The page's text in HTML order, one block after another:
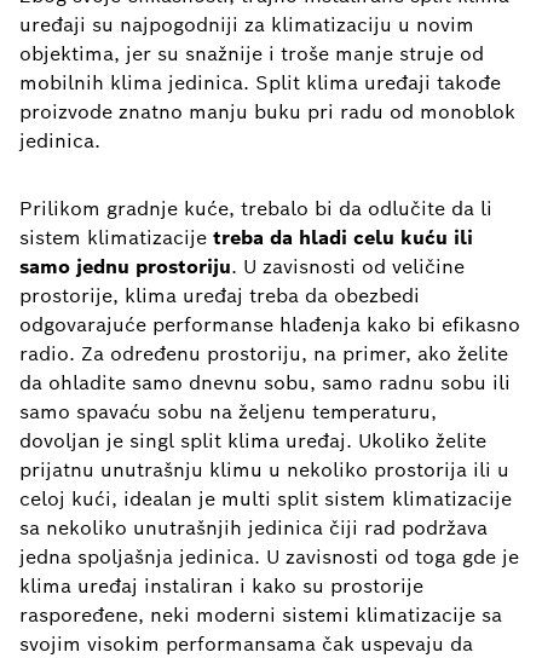
uređaji su najpogodniji za klimatizaciju u novim
objektima, jer su snažnije i troše manje struje od
mobilnih klima jedinica. Split klima uređaji takođe
proizvode znatno manju buku pri radu od monoblok
jedinica.
Prilikom gradnje kuće, trebalo bi da odlučite da li
sistem klimatizacije treba da hladi celu kuću ili
samo jednu prostoriju. U zavisnosti od veličine
prostorije, klima uređaj treba da obezbedi
odgovarajuće performanse hlađenja kako bi efikasno
radio. Za određenu prostoriju, na primer, ako želite
da ohladite samo dnevnu sobu, samo radnu sobu ili
samo spavaću sobu na željenu temperaturu,
dovoljan je singl split klima uređaj. Ukoliko želite
prijatnu unutrašnju klimu u nekoliko prostorija ili u
celoj kući, idealan je multi split sistem klimatizacije
sa nekoliko unutrašnjih jedinica čiji rad podržava
jedna spoljašnja jedinica. U zavisnosti od toga gde je
klima uređaj instaliran i kako su prostorije
raspoređene, neki moderni sistemi klimatizacije sa
svojim visokim performansama čak uspevaju da